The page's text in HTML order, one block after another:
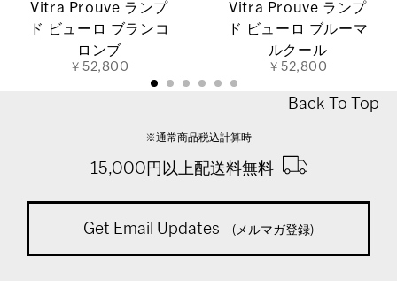
Vitra Prouve ランプ
ド ビューロ ブランコ
ロンブ
￥52,800
Vitra Prouve ランプ
ド ビューロ ブルーマ
ルクール
￥52,800
Back To Top
※通常商品税込計算時
15,000円以上配送料無料
Get Email Updates (メルマガ登録)